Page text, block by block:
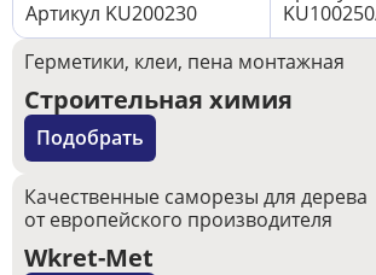
Артикул KU200230
Герметики, клеи, пена монтажная
Строительная химия
Подобрать
Качественные саморезы для дерева
от европейского производителя
Wkret-Met